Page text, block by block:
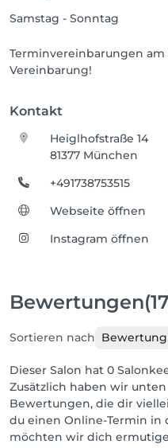
Samstag - Sonntag
Terminvereinbarungen am
Vereinbarung!
Kontakt
Heiglhofstraße 14
81377 München
+491738753515
Webseite öffnen
Instagram öffnen
Bewertungen
Sortieren nach
Dieser Salon hat 0
Zusätzlich haben wir
Bewertungen, die dir
du einen Online-Termin in
möchten wir dich